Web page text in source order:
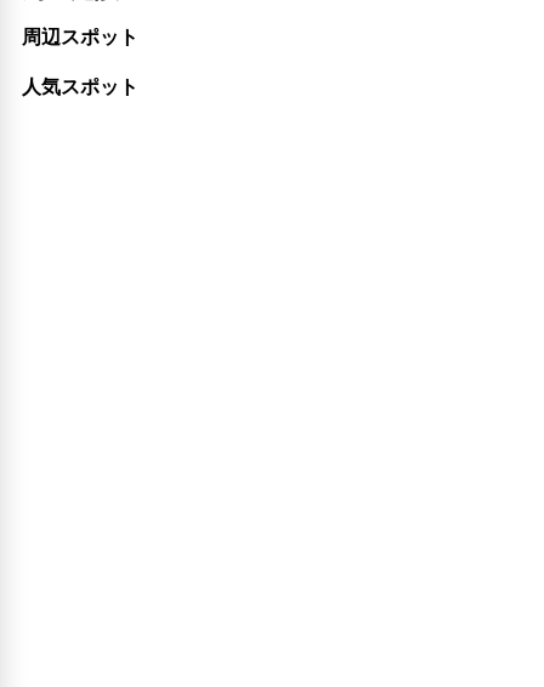
周辺スポット
人気スポット